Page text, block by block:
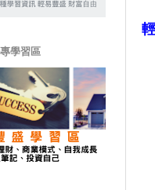
學習區